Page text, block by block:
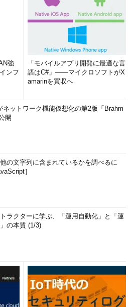
強
ンフ
「モバイルアプリ開発に最適な言
語はC#」――マイクロソフトがX
amarinを買収へ
ネットワーク機能仮想化の第2版「Brahm
開
の文字列に含まれているかを調べるに
］
ラクターに学ぶ、「運用自動化」と「運
の本質 (1/3)